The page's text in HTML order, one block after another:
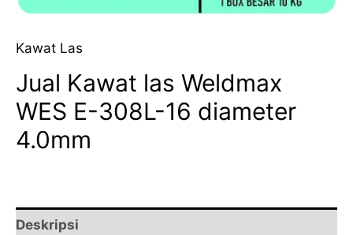
Kawat Las
Jual Kawat las Weldmax
WES E-308L-16 diameter
4.0mm
Deskripsi